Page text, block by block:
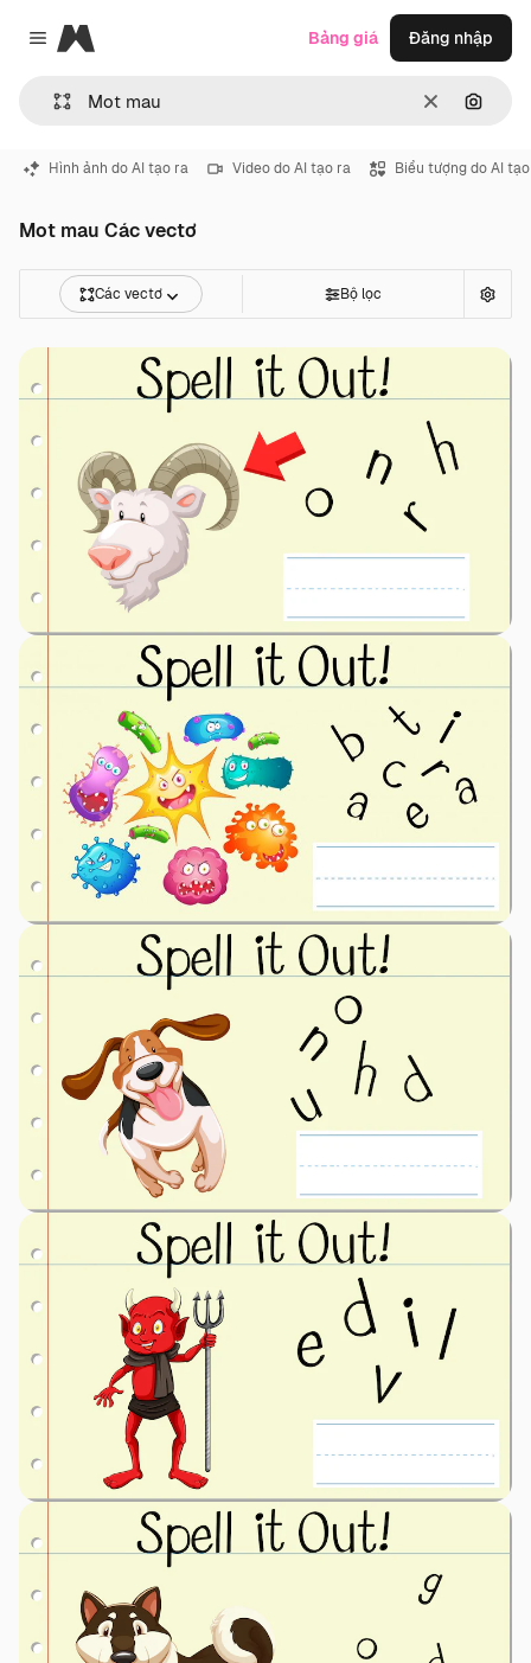
Close menu
Magnific
ThôngTìm
Bảng giá Đăng nhập
Hình ảnh do AI tạo ra Video do AI tạo ra Biểu tượng do AI
Mot mau Các vectơ
Các vectơ Bộ lọc